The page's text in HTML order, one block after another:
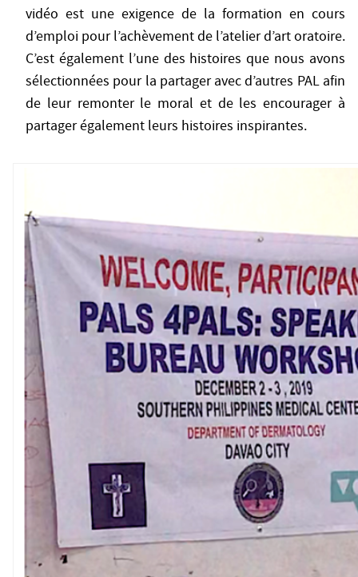
vidéo est une exigence de la formation en cours
d’emploi pour l’achèvement de l’atelier d’art oratoire.
C’est également l’une des histoires que nous avons
sélectionnées pour la partager avec d’autres PAL afin
de leur remonter le moral et de les encourager à
partager également leurs histoires inspirantes.